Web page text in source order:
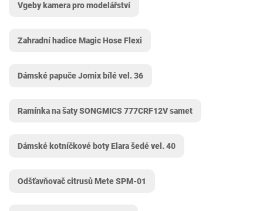
Vgeby kamera pro modelářství
Zahradní hadice Magic Hose Flexi
Dámské papuče Jomix bílé vel. 36
Ramínka na šaty SONGMICS ‎777CRF12V samet
Dámské kotníčkové boty Elara šedé vel. 40
Odšťavňovač citrusů Mete ‎SPM-01